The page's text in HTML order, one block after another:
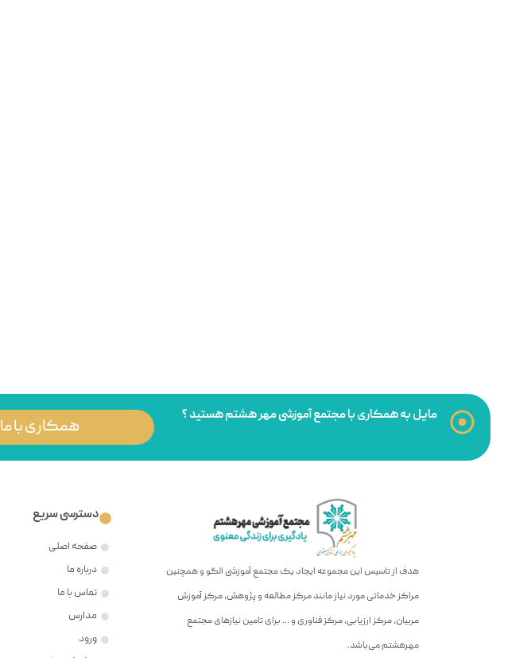
مایل به همکاری با مجتمع آموزشی مهر هشتم هستید ؟
همکاری با ما
هدف از تاسیس این مجموعه ایجاد یک مجتمع آموزشی الگو و همچنین
مراکز خدماتی مورد نیاز مانند مرکز مطالعه و پژوهش، مرکز آموزش
مربیان، مرکز ارزیابی، مرکز فناوری و … برای تامین نیازهای مجتمع
مهرهشتم می‌باشد.
دسترسی سریع
صفحه اصلی
درباره ما
تماس با ما
مدارس
ورود